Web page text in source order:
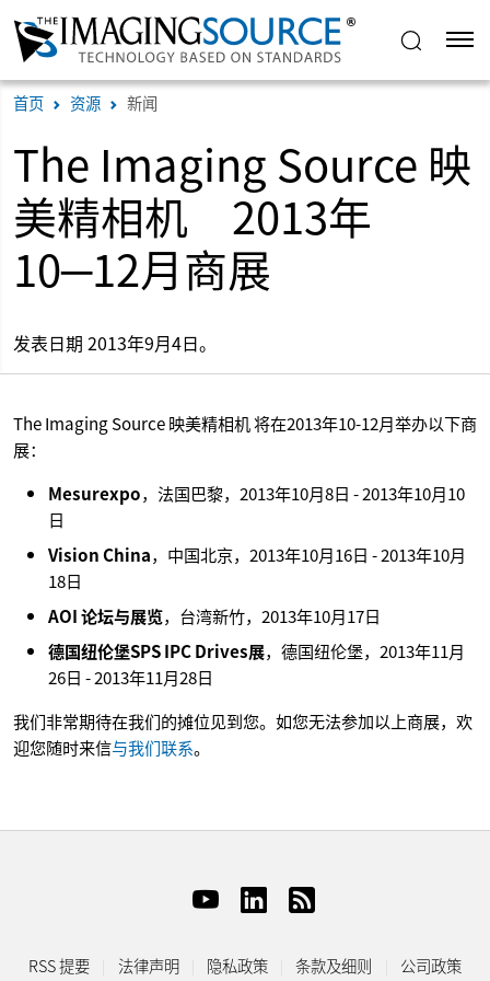
首页 资源 新闻
The Imaging Source 映
美精相机 2013年
10─12月商展
发表日期 2013年9月4日。
The Imaging Source 映美精相机 将在2013年10-12月举办以下商
展：
Mesurexpo，法国巴黎，2013年10月8日 - 2013年10月10
日
Vision China，中国北京，2013年10月16日 - 2013年10月
18日
AOI 论坛与展览，台湾新竹，2013年10月17日
德国纽伦堡SPS IPC Drives展，德国纽伦堡，2013年11月
26日 - 2013年11月28日
我们非常期待在我们的摊位见到您。如您无法参加以上商展，欢
迎您随时来信与我们联系。
RSS 提要 法律声明 隐私政策 条款及细则 公司政策